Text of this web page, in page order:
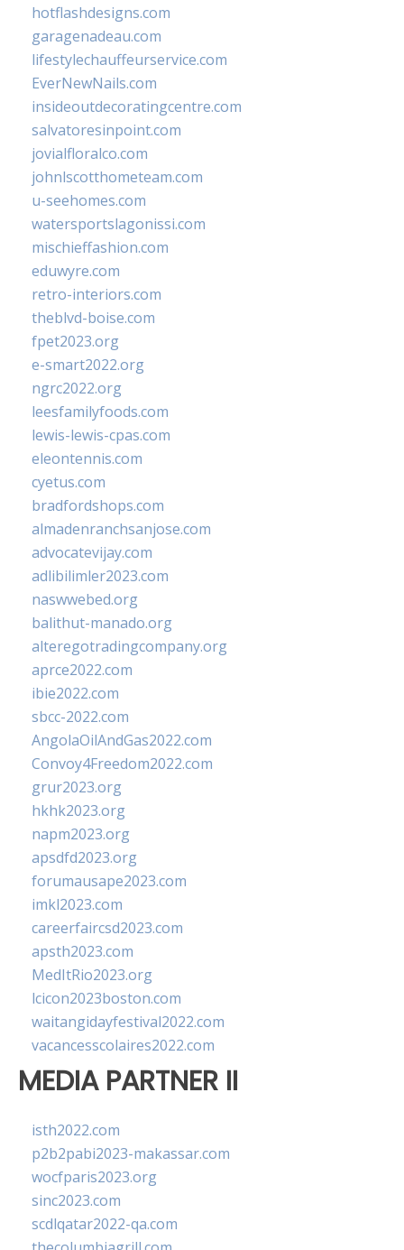
hotflashdesigns.com
garagenadeau.com
lifestylechauffeurservice.com
EverNewNails.com
insideoutdecoratingcentre.com
salvatoresinpoint.com
jovialfloralco.com
johnlscotthometeam.com
u-seehomes.com
watersportslagonissi.com
mischieffashion.com
eduwyre.com
retro-interiors.com
theblvd-boise.com
fpet2023.org
e-smart2022.org
ngrc2022.org
leesfamilyfoods.com
lewis-lewis-cpas.com
eleontennis.com
cyetus.com
bradfordshops.com
almadenranchsanjose.com
advocatevijay.com
adlibilimler2023.com
naswwebed.org
balithut-manado.org
alteregotradingcompany.org
aprce2022.com
ibie2022.com
sbcc-2022.com
AngolaOilAndGas2022.com
Convoy4Freedom2022.com
grur2023.org
hkhk2023.org
napm2023.org
apsdfd2023.org
forumausape2023.com
imkl2023.com
careerfaircsd2023.com
apsth2023.com
MedItRio2023.org
lcicon2023boston.com
waitangidayfestival2022.com
vacancesscolaires2022.com
MEDIA PARTNER II
isth2022.com
p2b2pabi2023-makassar.com
wocfparis2023.org
sinc2023.com
scdlqatar2022-qa.com